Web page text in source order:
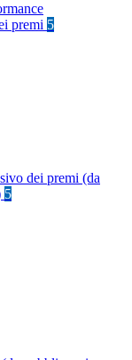
premi 5
dei premi (da
5